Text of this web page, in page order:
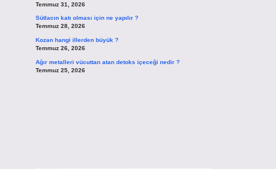
Temmuz 31, 2026
Sütlacın katı olması için ne yapılır ?
Temmuz 28, 2026
Kozan hangi illerden büyük ?
Temmuz 26, 2026
Ağır metalleri vücuttan atan detoks içeceği nedir ?
Temmuz 25, 2026